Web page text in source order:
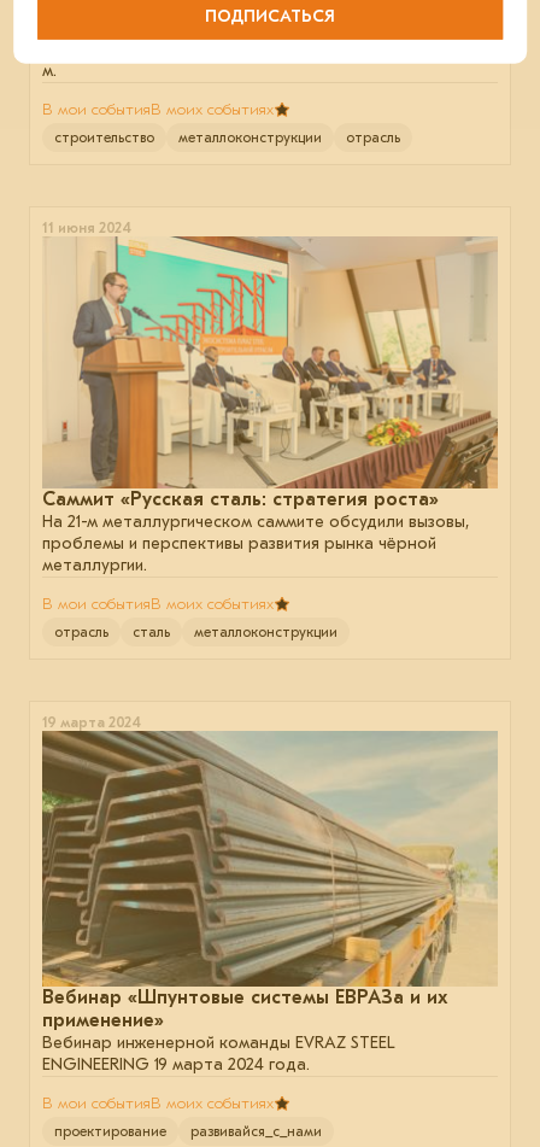
EVRAZ STEEL HOUSE представил произведённый на
м.
В мои событияВ моих событиях
строительство металлоконструкции отрасль
11 июня 2024
Саммит «Русская сталь: стратегия роста»
На 21-м металлургическом саммите обсудили вызовы,
проблемы и перспективы развития рынка чёрной
металлургии.
В мои событияВ моих событиях
отрасль сталь металлоконструкции
19 марта 2024
Вебинар «Шпунтовые системы ЕВРАЗа и их
применение»
Вебинар инженерной команды EVRAZ STEEL
ENGINEERING 19 марта 2024 года.
В мои событияВ моих событиях
проектирование развивайся_с_нами
ПОДПИСАТЬСЯ